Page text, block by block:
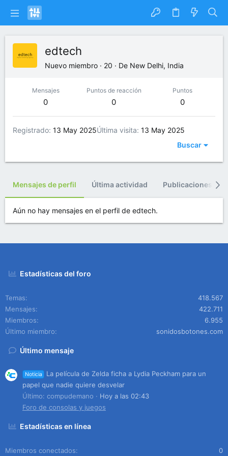
edtech
Nuevo miembro · 20 · De New Delhi, India
Mensajes
0
Puntos de reacción
0
Puntos
0
Registrado 13 May 2025Última visita 13 May 2025
Buscar
Mensajes de perfil Última actividad Publicaciones
Aún no hay mensajes en el perfil de edtech.
Estadísticas del foro
Temas
418.567
Mensajes
422.711
Miembros
6.955
Último miembro
sonidosbotones.com
Último mensaje
Noticia
La película de Zelda ficha a Lydia Peckham para un
papel que nadie quiere desvelar
Último: compudemano
Hoy a las 02:43
Foro de consolas y juegos
Estadísticas en línea
Miembros conectados 0